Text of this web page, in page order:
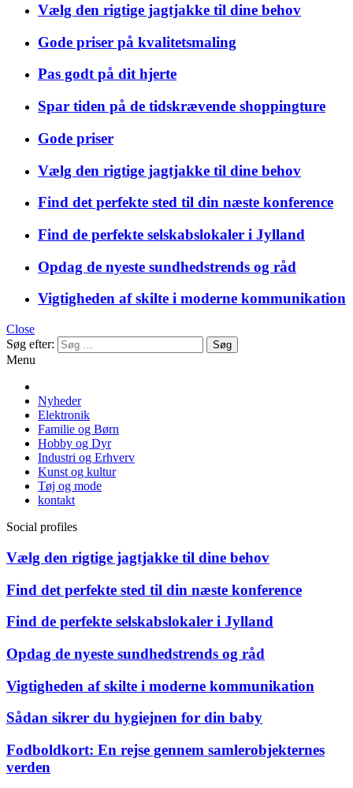
Vælg den rigtige jagtjakke til dine behov
Gode priser på kvalitetsmaling
Pas godt på dit hjerte
Spar tiden på de tidskrævende shoppingture
Gode priser
Vælg den rigtige jagtjakke til dine behov
Find det perfekte sted til din næste konference
Find de perfekte selskabslokaler i Jylland
Opdag de nyeste sundhedstrends og råd
Vigtigheden af skilte i moderne kommunikation
Close
Søg efter:
Menu
Nyheder
Elektronik
Familie og Børn
Hobby og Dyr
Industri og Erhverv
Kunst og kultur
Tøj og mode
kontakt
Social profiles
Vælg den rigtige jagtjakke til dine behov
Find det perfekte sted til din næste konference
Find de perfekte selskabslokaler i Jylland
Opdag de nyeste sundhedstrends og råd
Vigtigheden af skilte i moderne kommunikation
Sådan sikrer du hygiejnen for din baby
Fodboldkort: En rejse gennem samlerobjekternes
verden